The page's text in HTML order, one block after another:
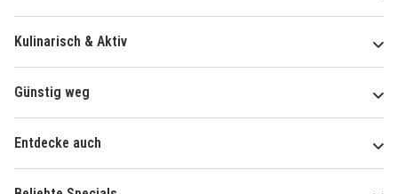
Kulinarisch & Aktiv
Günstig weg
Entdecke auch